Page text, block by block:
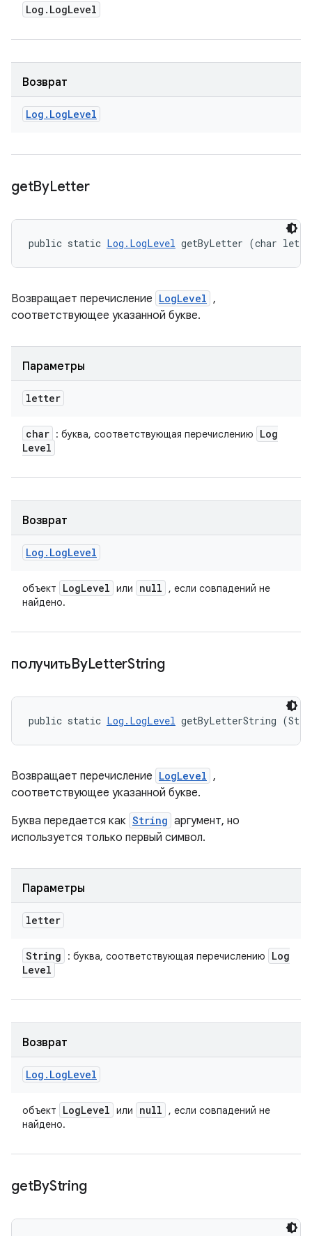
Log . LogLevel
Возврат
Log . LogLevel
getByLetter
public static Log.LogLevel getByLetter (char
Возвращает перечисление LogLevel ,
соответствующее указанной букве.
Параметры
letter
char : буква, соответствующая перечислению
Log
Level
Возврат
Log . LogLevel
объект LogLevel или null
, если совпадений не
найдено.
получитьByLetterString
public static Log.LogLevel getByLetterString
Возвращает перечисление LogLevel ,
соответствующее указанной букве.
Буква передается как String аргумент, но
используется только первый символ.
Параметры
letter
String : буква, соответствующая перечислению
Log
Level
Возврат
Log . LogLevel
объект LogLevel или null
, если совпадений не
найдено.
getByString